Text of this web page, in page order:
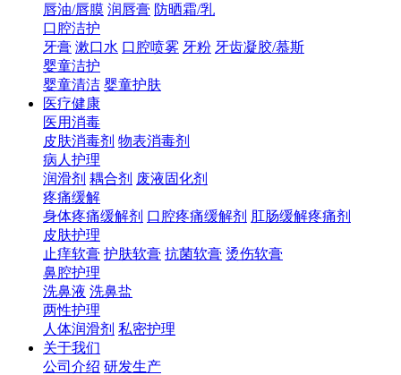
唇油/唇膜 润唇膏 防晒霜/乳
口腔洁护
牙膏 漱口水 口腔喷雾 牙粉 牙齿凝胶/慕斯
婴童洁护
婴童清洁 婴童护肤
医疗健康
医用消毒
皮肤消毒剂 物表消毒剂
病人护理
润滑剂 耦合剂 废液固化剂
疼痛缓解
身体疼痛缓解剂 口腔疼痛缓解剂 肛肠缓解疼痛剂
皮肤护理
止痒软膏 护肤软膏 抗菌软膏 烫伤软膏
鼻腔护理
洗鼻液 洗鼻盐
两性护理
人体润滑剂 私密护理
关于我们
公司介绍 研发生产